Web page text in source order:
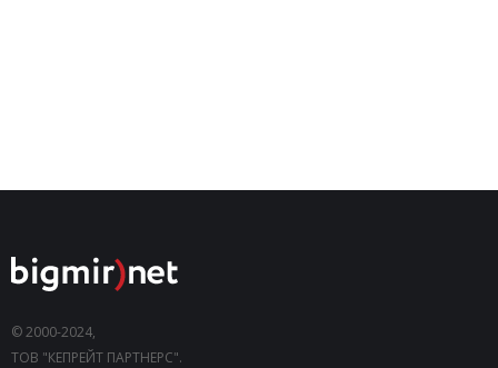
© 2000-2024,
ТОВ "КЕПРЕЙТ ПАРТНЕРС".